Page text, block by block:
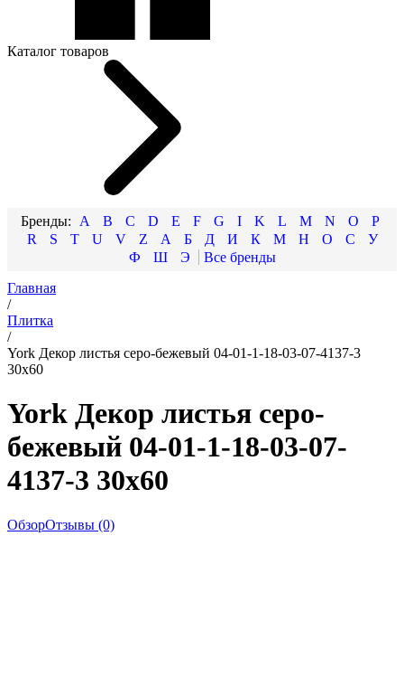
Каталог товаров
A B C D E F G I K L M N O
P
R
S T U V Z А Б Д И К М Н О С
У
Ф
Ш
Э
Главная
/
Плитка
/
York Декор листья серо-бежевый 04-01-1-18-03-07-4137-3
30x60
York Декор листья серо-
бежевый 04-01-1-18-03-07-
4137-3 30x60
ОбзорОтзывы (0)